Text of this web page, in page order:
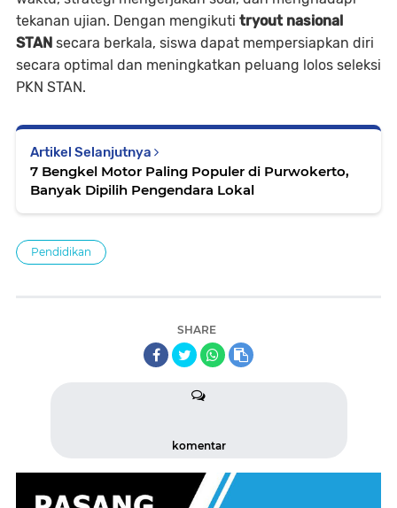
tekanan ujian. Dengan mengikuti tryout nasional
STAN secara berkala, siswa dapat mempersiapkan diri
secara optimal dan meningkatkan peluang lolos seleksi
PKN STAN.
Artikel Selanjutnya
7 Bengkel Motor Paling Populer di Purwokerto,
Banyak Dipilih Pengendara Lokal
Pendidikan
SHARE
komentar